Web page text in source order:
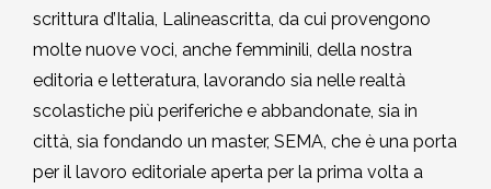
scrittura d’Italia, Lalineascritta, da cui provengono
molte nuove voci, anche femminili, della nostra
editoria e letteratura, lavorando sia nelle realtà
scolastiche più periferiche e abbandonate, sia in
città, sia fondando un master, SEMA, che è una porta
per il lavoro editoriale aperta per la prima volta a